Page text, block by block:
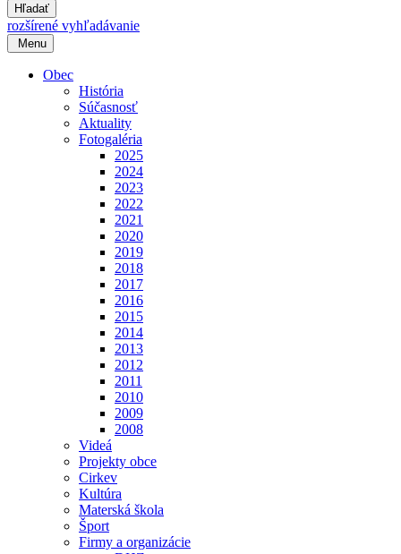
Hľadať
rozšírené vyhľadávanie
Menu
Obec
História
Súčasnosť
Aktuality
Fotogaléria
2025
2024
2023
2022
2021
2020
2019
2018
2017
2016
2015
2014
2013
2012
2011
2010
2009
2008
Videá
Projekty obce
Cirkev
Kultúra
Materská škola
Šport
Firmy a organizácie